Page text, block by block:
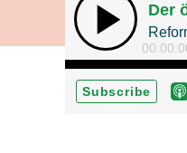
Der
Subscribe